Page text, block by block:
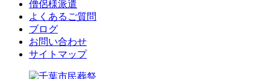
僧侶様派遣
よくあるご質問
ブログ
お問い合わせ
サイトマップ